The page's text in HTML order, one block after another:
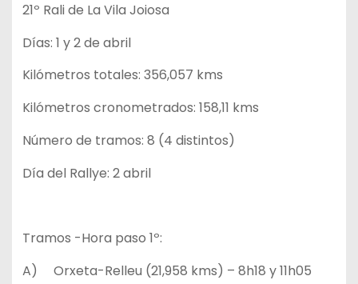
21º Rali de La Vila Joiosa
Días: 1 y 2 de abril
Kilómetros totales: 356,057 kms
Kilómetros cronometrados: 158,11 kms
Número de tramos: 8 (4 distintos)
Día del Rallye: 2 abril
Tramos -Hora paso 1º:
A) Orxeta-Relleu (21,958 kms) – 8h18 y 11h05